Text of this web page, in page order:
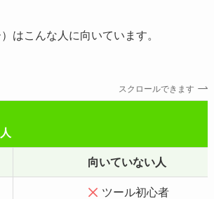
はこんな人に向いています。
スクロールできます
向いていない人
ツール初心者